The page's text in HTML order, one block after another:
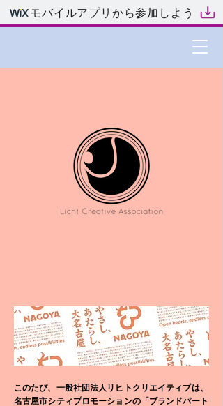
モバイルアプリから参加しよう
このたび、一般社団法人リヒトクリエイティブは、
名古屋市シティプロモーションの「ブランドパート